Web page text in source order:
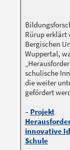
Rürup erklärt
Bergischen
Wuppertal,
schulische
die weiter
gefördert
– Projekt
innovative
Schule